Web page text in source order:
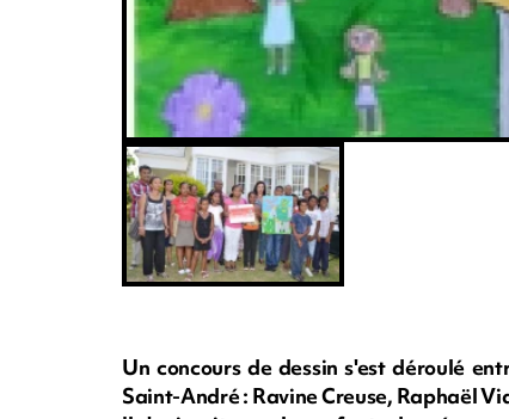
Un concours de dessin s'est déroulé
Saint-André : Ravine Creuse, Raphaël